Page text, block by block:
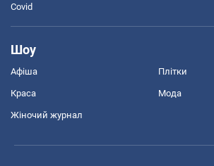
Covid
Шоу
Афіша Плітки
Краса Мода
Жіночий журнал